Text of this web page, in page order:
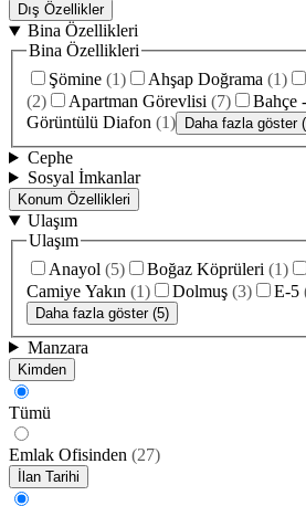
Dış Özellikler
Bina Özellikleri
Bina Özellikleri
Şömine (1) Ahşap Doğrama (1)
(2) Apartman Görevlisi (7) Bahçe
Görüntülü Diafon (1) Daha fazla göster
Cephe
Sosyal İmkanlar
Konum Özellikleri
Ulaşım
Ulaşım
Anayol (5) Boğaz Köprüleri (1)
Camiye Yakın (1) Dolmuş (3) E-5
Daha fazla göster (5)
Manzara
Kimden
Tümü
Emlak Ofisinden (27)
İlan Tarihi